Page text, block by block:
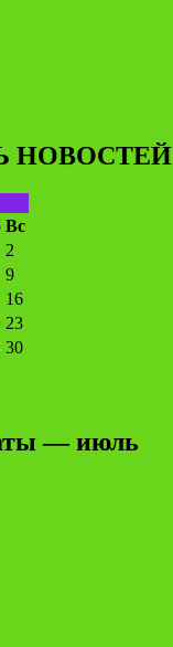
НОВОСТЕЙ
Вс
2
9
16
23
30
— июль